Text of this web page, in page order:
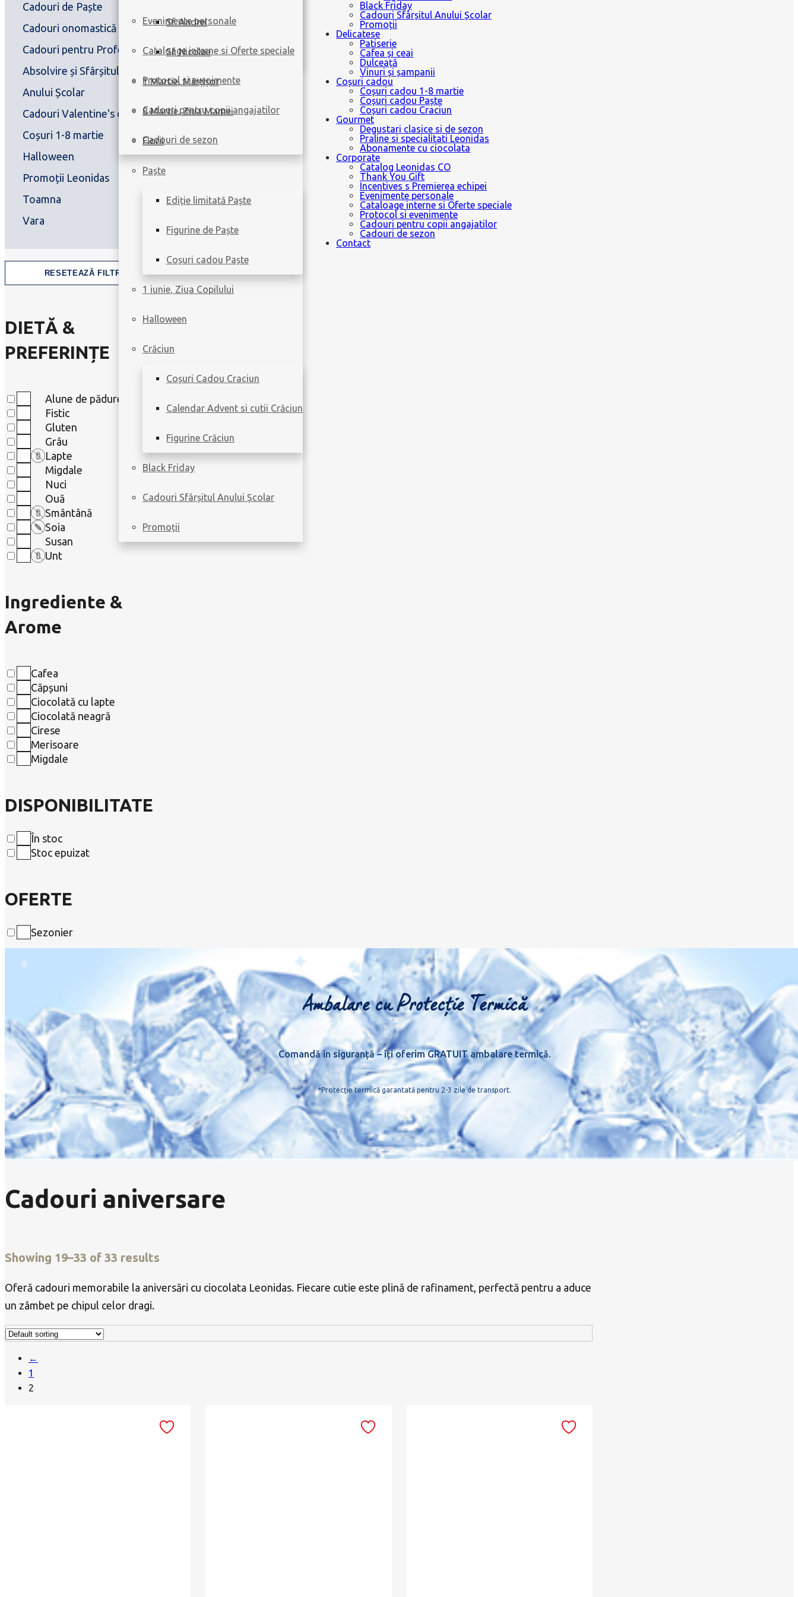
Sf. Andrei
Sf. Nicolae
1 Martie, Mărțișor
8 Martie, Ziua Mamei
Florii
Paște
Ediție limitată Paște
Figurine de Paște
Coșuri cadou Paște
1 iunie, Ziua Copilului
Halloween
Crăciun
Coșuri Cadou Craciun
Calendar Advent si cutii Crăciun
Figurine Crăciun
Black Friday
Cadouri Sfârșitul Anului Școlar
Promoții
Evenimente personale
Cataloage interne si Oferte speciale
Protocol si evenimente
Cadouri pentru copii angajatilor
Cadouri de sezon
Black Friday
Cadouri Sfârșitul Anului Școlar
Promoții
Delicatese
Patiserie
Cafea și ceai
Dulceață
Vinuri și șampanii
Coșuri cadou
Coșuri cadou 1-8 martie
Coșuri cadou Paște
Coșuri cadou Craciun
Gourmet
Degustari clasice si de sezon
Praline si specialitati Leonidas
Abonamente cu ciocolata
Corporate
Catalog Leonidas CO
Thank You Gift
Incentives s Premierea echipei
Evenimente personale
Cataloage interne si Oferte speciale
Protocol si evenimente
Cadouri pentru copii angajatilor
Cadouri de sezon
Contact
Cadouri de Paște
Cadouri onomastică
147
Cadouri pentru Profesori,
Absolvire și Sfârșitul
Anului Școlar
47
Cadouri Valentine's day
27
Coșuri 1-8 martie
17
Halloween
9
Promoții Leonidas
2
Toamna
10
Vara
RESETEAZĂ FILTRELE
DIETĂ &
PREFERINȚE
Alune de pădure
Fistic
Gluten
Grâu
Lapte
Migdale
Nuci
Ouă
Smântână
Soia
Susan
Unt
Ingrediente &
Arome
Cafea
Căpșuni
Ciocolată cu lapte
Ciocolată neagră
Cirese
Merisoare
Migdale
DISPONIBILITATE
În stoc
Stoc epuizat
OFERTE
Sezonier
Ambalare cu Protecție Termică
Comandă în siguranță – îți oferim GRATUIT ambalare termică.
*Protecție termică garantată pentru 2-3 zile de transport.
Cadouri aniversare
Showing 19–33 of 33 results
Oferă cadouri memorabile la aniversări cu ciocolata Leonidas. Fiecare cutie este plină de rafinament, perfectă pentru a aduce
un zâmbet pe chipul celor dragi.
←
1
2